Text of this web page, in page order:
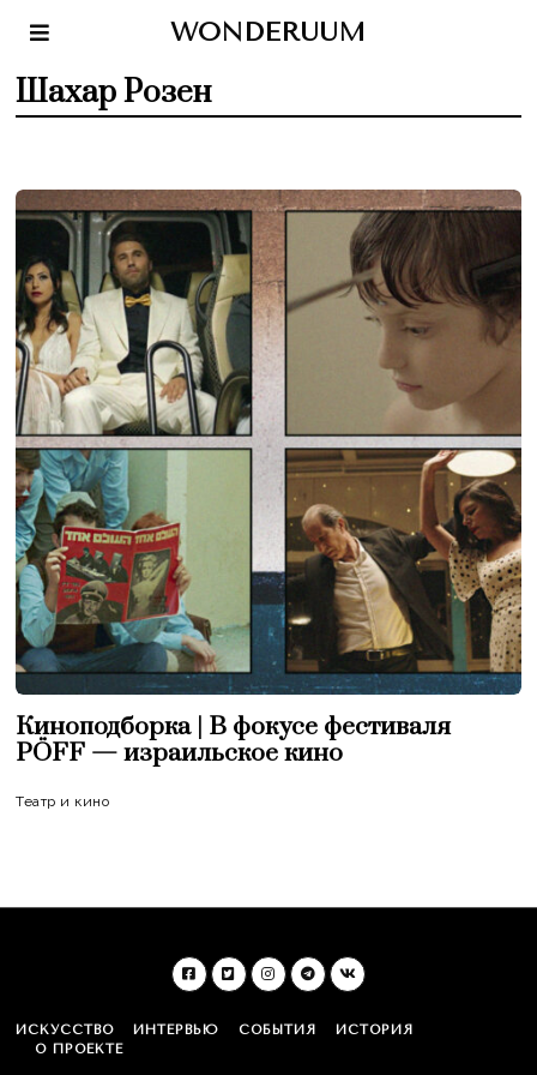
WONDERUUM
Шахар Розен
Киноподборка | В фокусе фестиваля
PÖFF — израильское кино
Театр и кино
ИСКУССТВО ИНТЕРВЬЮ СОБЫТИЯ
ИСТОРИЯ
О ПРОЕКТЕ